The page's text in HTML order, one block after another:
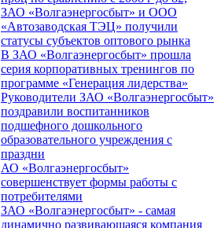
ЗАО «Волгаэнергосбыт» и ООО
«Автозаводская ТЭЦ» получили
статусы субъектов оптового рынка
В ЗАО «Волгаэнергосбыт» прошла
серия корпоративных тренингов по
программе «Генерация лидерства»
Руководители ЗАО «Волгаэнергосбыт»
поздравили воспитанников
подшефного дошкольного
образовательного учреждения с
праздни
АО «Волгаэнергосбыт»
совершенствует формы работы с
потребителями
ЗАО «Волгаэнергосбыт» - самая
динамично развивающаяся компания